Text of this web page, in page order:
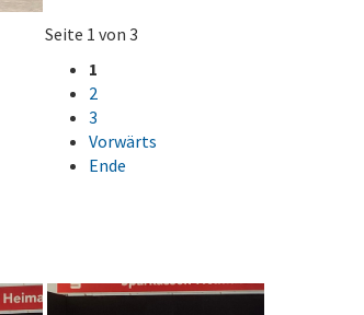
Seite 1 von 3
1
2
3
Vorwärts
Ende